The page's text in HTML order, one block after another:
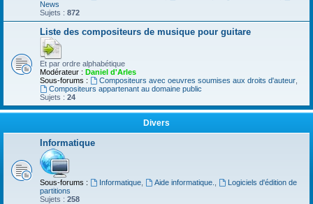
News
Sujets : 872
Liste des compositeurs de musique pour guitare
Et par ordre alphabétique
Modérateur : Daniel d'Arles
Sous-forums :
Compositeurs avec oeuvres soumises aux droits d'auteur,
Compositeurs appartenant au domaine public
Sujets : 24
Divers
Informatique
Sous-forums : Informatique, Aide informatique.
Logiciels d'édition de
partitions
Sujets : 258